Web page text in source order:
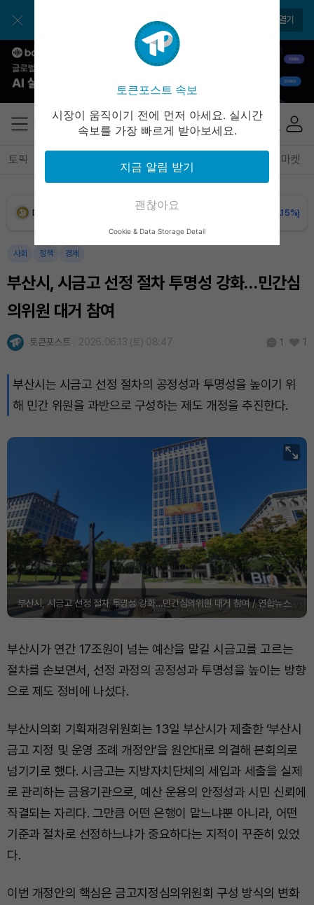
앱으로 매일 간편하게 이용하세요 앱 열기
토픽 마켓
USDC (USDC) (+0.02%)
XRP (XRP)
Dogecoin (DOGE) (-0.15%)
Bitcoin (BTC) ₩91,959,311(+0.79%)
사회 정책 경제
부산시, 시금고 선정 절차 투명성 강화…민간심
의위원 대거 참여
토큰포스트 2026.06.13 (토) 08:47 1 1
부산시는 시금고 선정 절차의 공정성과 투명성을 높이기 위
해 민간 위원을 과반으로 구성하는 제도 개정을 추진한다.
부산시, 시금고 선정 절차 투명성 강화…민간심의위원 대거 참여 / 연합뉴스
부산시가 연간 17조원이 넘는 예산을 맡길 시금고를 고르는
절차를 손보면서, 선정 과정의 공정성과 투명성을 높이는 방향
으로 제도 정비에 나섰다.
부산시의회 기획재경위원회는 13일 부산시가 제출한 ‘부산시
금고 지정 및 운영 조례 개정안’을 원안대로 의결해 본회의로
넘기기로 했다. 시금고는 지방자치단체의 세입과 세출을 실제
로 관리하는 금융기관으로, 예산 운용의 안정성과 시민 신뢰에
직결되는 자리다. 그만큼 어떤 은행이 맡느냐뿐 아니라, 어떤
기준과 절차로 선정하느냐가 중요하다는 지적이 꾸준히 있었
다.
이번 개정안의 핵심은 금고지정심의위원회 구성 방식의 변화
토큰포스트 속보
시장이 움직이기 전에 먼저 아세요. 실시간
속보를 가장 빠르게 받아보세요.
지금 알림 받기
괜찮아요
Cookie & Data Storage Detail